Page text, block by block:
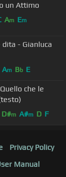
un Attimo
Am Em
- Gianluca
Am Bb E
che le
D#m A#m D F
Privacy Policy
Manual